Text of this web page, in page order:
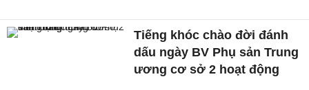
Tiếng khóc chào đời đánh
dấu ngày BV Phụ sản Trung
ương cơ sở 2 hoạt động